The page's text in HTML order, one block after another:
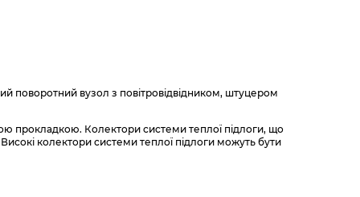
поворотний вузол з повітровідвідником, штуцером
прокладкою. Колектори системи теплої підлоги, що
колектори системи теплої підлоги можуть бути